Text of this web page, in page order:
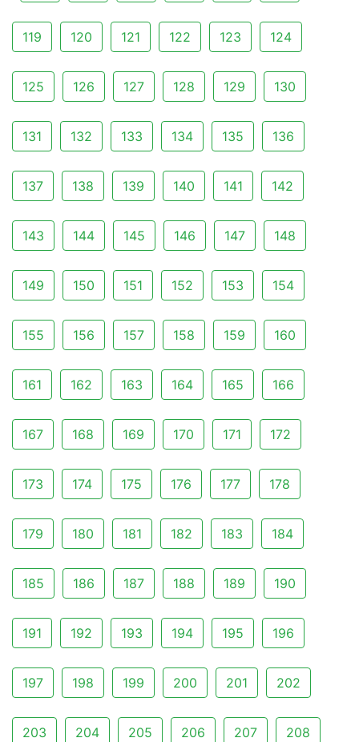
119 120 121 122 123 124
125 126 127 128 129 130
131 132 133 134 135 136
137 138 139 140 141 142
143 144 145 146 147 148
149 150 151 152 153 154
155 156 157 158 159 160
161 162 163 164 165 166
167 168 169 170 171 172
173 174 175 176 177 178
179 180 181 182 183 184
185 186 187 188 189 190
191 192 193 194 195 196
197 198 199 200 201 202
203 204 205 206 207 208